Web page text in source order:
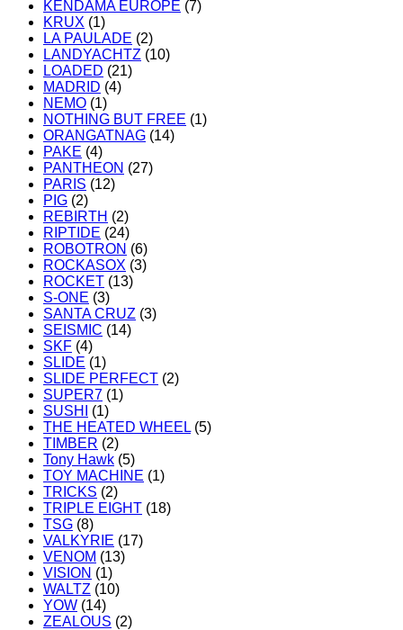
KENDAMA EUROPE (7)
KRUX (1)
LA PAULADE (2)
LANDYACHTZ (10)
LOADED (21)
MADRID (4)
NEMO (1)
NOTHING BUT FREE (1)
ORANGATNAG (14)
PAKE (4)
PANTHEON (27)
PARIS (12)
PIG (2)
REBIRTH (2)
RIPTIDE (24)
ROBOTRON (6)
ROCKASOX (3)
ROCKET (13)
S-ONE (3)
SANTA CRUZ (3)
SEISMIC (14)
SKF (4)
SLIDE (1)
SLIDE PERFECT (2)
SUPER7 (1)
SUSHI
(1)
THE HEATED WHEEL (5)
TIMBER (2)
Tony Hawk (5)
TOY MACHINE (1)
TRICKS (2)
TRIPLE EIGHT (18)
TSG (8)
VALKYRIE (17)
VENOM (13)
VISION (1)
WALTZ (10)
YOW (14)
ZEALOUS (2)